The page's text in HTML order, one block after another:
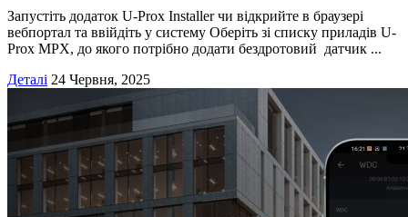
Запустіть додаток U-Prox Installer чи відкрийте в браузері
вебпортал та ввійдіть у систему Оберіть зі списку приладів U-
Prox MPX, до якого потрібно додати бездротовий датчик ...
Деталі 24 Червня, 2025